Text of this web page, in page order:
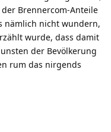
Brennercom-Anteile
nämlich nicht wundern,
wurde, dass damit
der Bevölkerung
rum das nirgends